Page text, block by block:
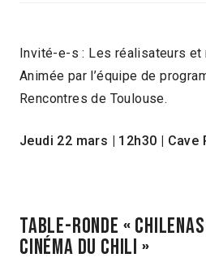
Invité-e-s : Les réalisateurs et
Animée par l’équipe de
Rencontres de Toulouse.
Jeudi 22 mars | 12h30 | Cave
TABLE-RONDE «
CINÉMA DU CHILI »